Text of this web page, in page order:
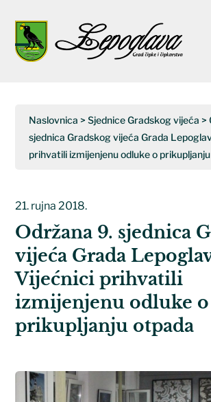
Ova
web
stranica
Open
Close
Naslovnica >Sjednice Gradskog vijeća >
sjednica Gradskog vijeća Grada
prihvatili izmijenjenu odluke o
21. rujna 2018.
Održana 9. sjednica
vijeća Grada
Vijećnici prihvatili
izmijenjenu odluke o
prikupljanju otpada